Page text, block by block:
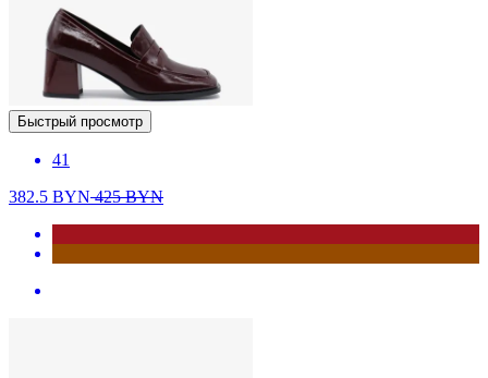
Быстрый просмотр
41
382.5 BYN425BYN